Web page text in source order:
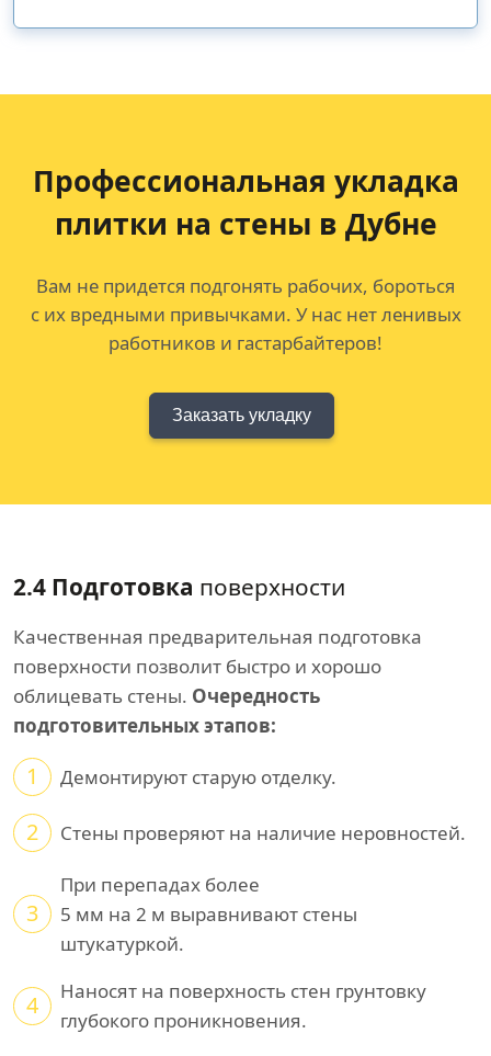
Профессиональная укладка
плитки на стены в Дубне
Вам не придется подгонять рабочих, бороться
с их вредными привычками. У нас нет ленивых
работников и гастарбайтеров!
Заказать укладку
2.4 Подготовка поверхности
Качественная предварительная подготовка
поверхности позволит быстро и хорошо
облицевать стены. Очередность
подготовительных этапов:
1 Демонтируют старую отделку.
2 Стены проверяют на наличие неровностей.
3
При перепадах более
5 мм на 2 м выравнивают стены
штукатуркой.
4
Наносят на поверхность стен грунтовку
глубокого проникновения.